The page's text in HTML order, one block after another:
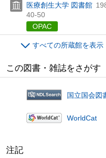
医療創生大学 図書館
40-50
OPAC
すべての所蔵館を表示
この図書・雑誌をさがす
国立国会図
WorldCat
注記